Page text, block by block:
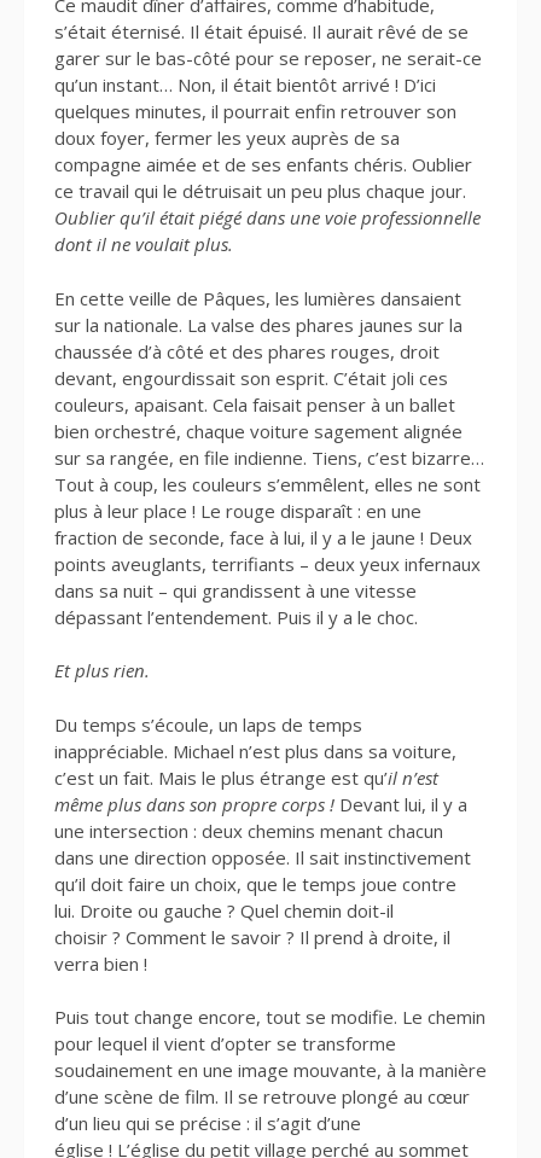
Ce maudit dîner d’affaires, comme d’habitude,
s’était éternisé. Il était épuisé. Il aurait rêvé de se
garer sur le bas-côté pour se reposer, ne serait-ce
qu’un instant… Non, il était bientôt arrivé ! D’ici
quelques minutes, il pourrait enfin retrouver son
doux foyer, fermer les yeux auprès de sa
compagne aimée et de ses enfants chéris. Oublier
ce travail qui le détruisait un peu plus chaque jour.
Oublier qu’il était piégé dans une voie professionnelle
dont il ne voulait plus.
En cette veille de Pâques, les lumières dansaient
sur la nationale. La valse des phares jaunes sur la
chaussée d’à côté et des phares rouges, droit
devant, engourdissait son esprit. C’était joli ces
couleurs, apaisant. Cela faisait penser à un ballet
bien orchestré, chaque voiture sagement alignée
sur sa rangée, en file indienne. Tiens, c’est bizarre…
Tout à coup, les couleurs s’emmêlent, elles ne sont
plus à leur place ! Le rouge disparaît : en une
fraction de seconde, face à lui, il y a le jaune ! Deux
points aveuglants, terrifiants – deux yeux infernaux
dans sa nuit – qui grandissent à une vitesse
dépassant l’entendement. Puis il y a le choc.
Et plus rien.
Du temps s’écoule, un laps de temps
inappréciable. Michael n’est plus dans sa voiture,
c’est un fait. Mais le plus étrange est qu’il n’est
même plus dans son propre corps ! Devant lui, il y a
une intersection : deux chemins menant chacun
dans une direction opposée. Il sait instinctivement
qu’il doit faire un choix, que le temps joue contre
lui. Droite ou gauche ? Quel chemin doit-il
choisir ? Comment le savoir ? Il prend à droite, il
verra bien !
Puis tout change encore, tout se modifie. Le chemin
pour lequel il vient d’opter se transforme
soudainement en une image mouvante, à la manière
d’une scène de film. Il se retrouve plongé au cœur
d’un lieu qui se précise : il s’agit d’une
église ! L’église du petit village perché au sommet